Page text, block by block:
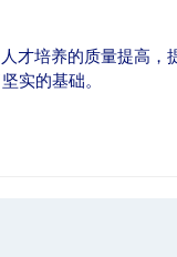
才培养的质量提高，
实的基础。